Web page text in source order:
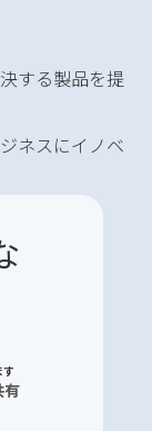
する製品を提
ネスにイノベ
有